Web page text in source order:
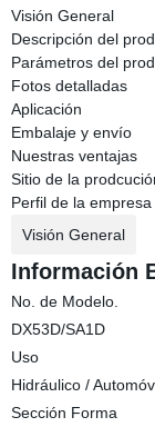
Visión General
Descripción del
Parámetros del
Fotos detalladas
Aplicación
Embalaje y envío
Nuestras ventajas
Sitio de la
Perfil de la empresa
Visión General
Información
No. de Modelo.
DX53D/SA1D
Uso
Hidráulico /
Sección Forma